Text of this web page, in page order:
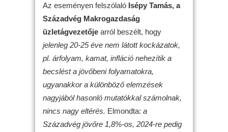
Az eseményen felszólaló Isépy Tamás, a
Századvég Makrogazdaság
üzletágvezetője arról beszélt, hogy
jelenleg 20-25 éve nem látott kockázatok,
pl. árfolyam, kamat, infláció nehezítik a
becslést a jövőbeni folyamatokra,
ugyanakkor a különböző elemzések
nagyjából hasonló mutatókkal számolnak,
nincs nagy eltérés. Elmondta: a
Századvég jövőre 1,8%-os, 2024-re pedig